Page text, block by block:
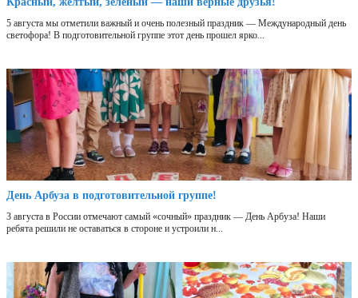
5 августа мы отметили важный и очень полезный праздник — Международный день
светофора! В подготовительной группе этот день прошел ярко...
День Арбуза в подготовительной группе!
3 августа в России отмечают самый «сочный» праздник — День Арбуза! Наши
ребята решили не оставаться в стороне и устроили н...